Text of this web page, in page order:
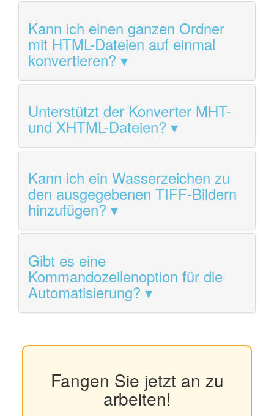
Kann ich einen ganzen Ordner
mit HTML-Dateien auf einmal
konvertieren?
Unterstützt der Konverter MHT-
und XHTML-Dateien?
Kann ich ein Wasserzeichen zu
den ausgegebenen TIFF-Bildern
hinzufügen?
Gibt es eine
Kommandozeilenoption für die
Automatisierung?
Fangen Sie jetzt an zu
arbeiten!